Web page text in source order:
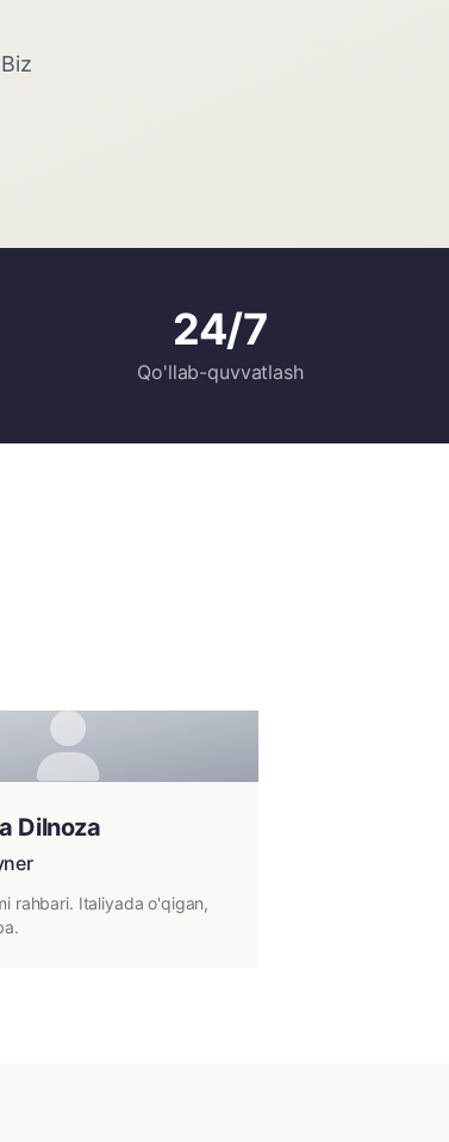
24/7
Qo'llab-quvvatlash
Dilnoza
rahbari. Italiyada o'qigan,